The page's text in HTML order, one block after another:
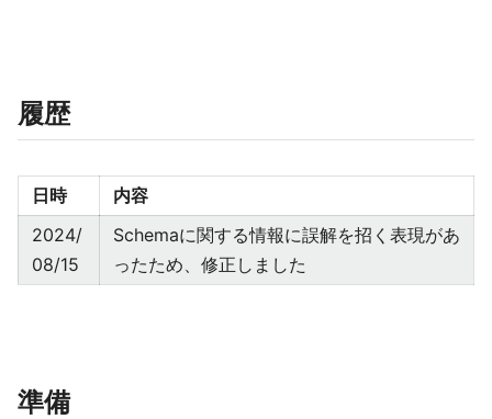
履歴
日時
内容
2024/
08/15
Schemaに関する情報に誤解を招く表現があ
ったため、修正しました
準備